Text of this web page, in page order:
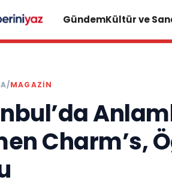
GündemKültür ve
/MAGAZİN
Charm’s,